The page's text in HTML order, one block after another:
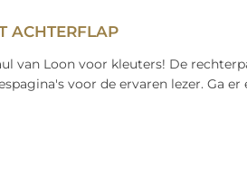
ACHTERFLAP
van Loon voor kleuters! De
voor de ervaren lezer. Ga